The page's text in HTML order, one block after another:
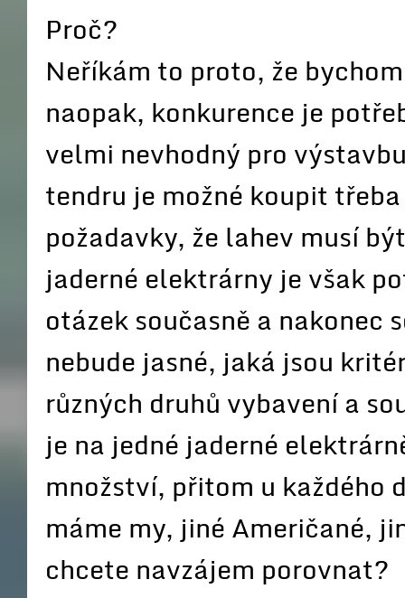
Proč?
Neříkám to proto, že
naopak, konkurence je
velmi nevhodný pro
tendru je možné koupit
požadavky, že lahev musí
jaderné elektrárny je však
otázek současně a nakonec
nebude jasné, jaká jsou
různých druhů vybavení a
je na jedné jaderné
množství, přitom u každého
máme my, jiné Američané,
chcete navzájem porovnat?